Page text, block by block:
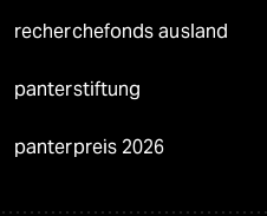
recherchefonds ausland
panterstiftung
panterpreis 2026